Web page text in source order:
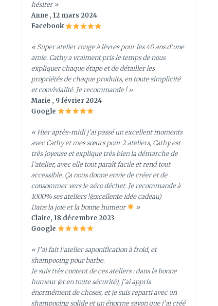
hésiter »
Anne , 12 mars 2024
Facebook
« Super atelier rouge à lèvres pour les 40 ans d’une
amie. Cathy a vraiment pris le temps de nous
expliquer chaque étape et de détailler les
propriétés de chaque produits, en toute simplicité
et convivialité. Je recommande ! »
Marie , 9 février 2024
Google
« Hier après-midi j’ai passé un excellent moments
avec Cathy et mes sœurs pour 2 ateliers, Cathy est
très joyeuse et explique très bien la démarche de
l’atelier, avec elle tout paraît facile et rend tout
accessible. Ça nous donne envie de créer et de
consommer vers le zéro déchet. Je recommande à
1000% ses ateliers !(excellente idée cadeau)
Dans la joie et la bonne humeur
»
Claire, 18 décembre 2023
Google
« J’ai fait l’atelier saponification à froid, et
shampooing pour barbe.
Je suis très content de ces ateliers : dans la bonne
humeur (et en toute sécurité), j’ai appris
énormément de choses, et je suis reparti avec un
shampooing solide et un énorme savon que j’ai créé